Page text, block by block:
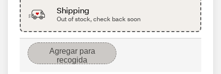
Shipping
Out of stock, check back soon
Agregar para
recogida